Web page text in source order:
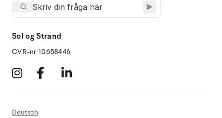
Sol og Strand
CVR-nr 10658446
Deutsch